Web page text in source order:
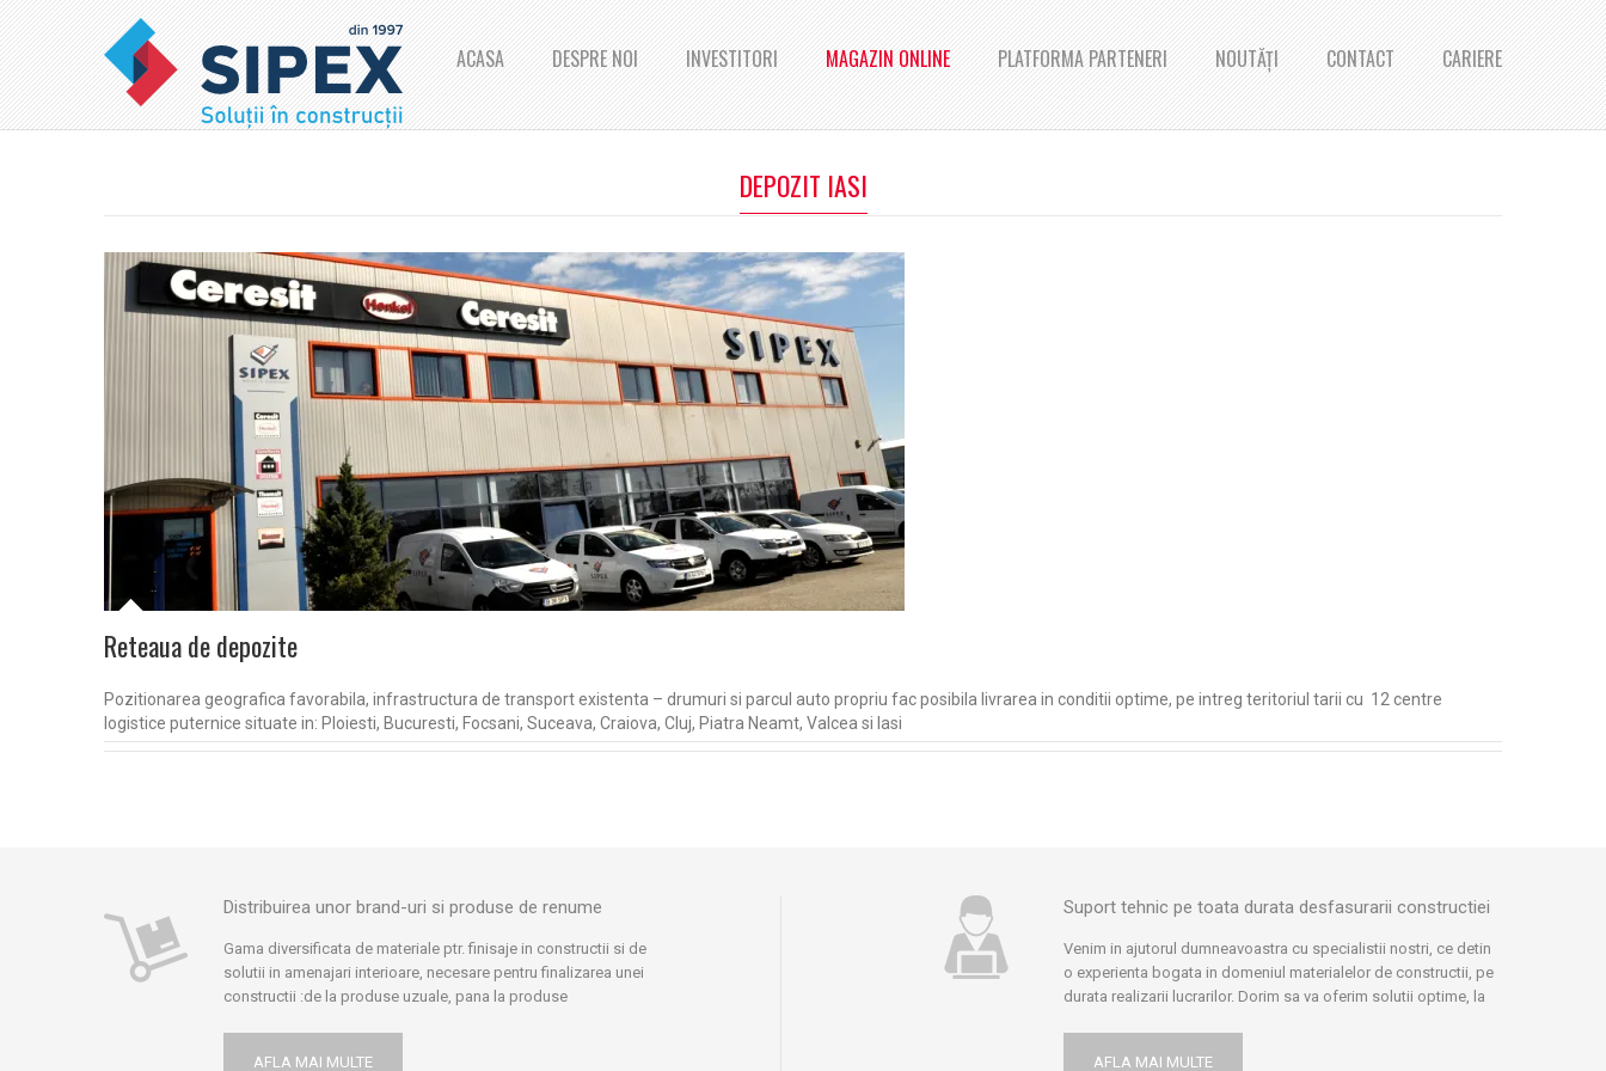
ACASA DESPRE NOI INVESTITORI MAGAZIN ONLINE PLATFORMA PARTENERI NOUTĂȚI CONTACT CARIERE
DEPOZIT IASI
Reteaua de depozite
Pozitionarea geografica favorabila, infrastructura de transport existenta – drumuri si parcul auto propriu fac posibila livrarea in conditii optime, pe intreg teritoriul tarii cu 12 centre
logistice puternice situate in: Ploiesti, Bucuresti, Focsani, Suceava, Craiova, Cluj, Piatra Neamt, Valcea si Iasi
Distribuirea unor brand-uri si produse de renume
Gama diversificata de materiale ptr. finisaje in constructii si de
solutii in amenajari interioare, necesare pentru finalizarea unei
constructii :de la produse uzuale, pana la produse
AFLA MAI MULTE
Suport tehnic pe toata durata desfasurarii constructiei
Venim in ajutorul dumneavoastra cu specialistii nostri, ce detin
o experienta bogata in domeniul materialelor de constructii, pe
durata realizarii lucrarilor. Dorim sa va oferim solutii optime, la
AFLA MAI MULTE